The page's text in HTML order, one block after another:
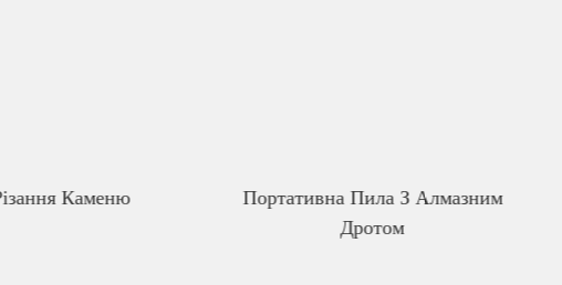
Каменю
Портативна Пила З Алмазним
Дротом